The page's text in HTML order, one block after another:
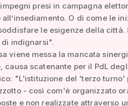
presi in campagna
O di come le
le esigenze della città.
indignarsi".
viene messa la mancata
causa scatenante per il PdL
"L'istituzione del 'terzo
- così com'è organizzato
e non realizzate attraverso